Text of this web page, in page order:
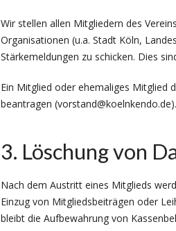
Wir stellen allen Mitgliedern des
Organisationen (u.a. Stadt Köln,
Stärkemeldungen zu schicken. Dies
Ein Mitglied oder ehemaliges Mitglied
beantragen (vorstand@koelnkendo.de).
3. Löschung von
Nach dem Austritt eines Mitglieds
Einzug von Mitgliedsbeiträgen oder
bleibt die Aufbewahrung von